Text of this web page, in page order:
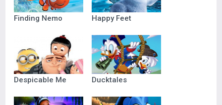
Finding Nemo Happy Feet
Despicable Me Ducktales